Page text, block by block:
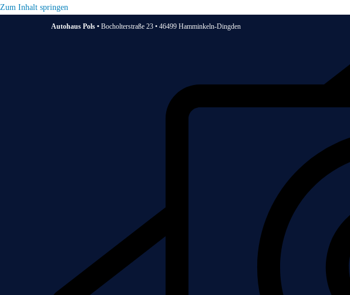
Zum Inhalt springen
Autohaus Pols • Bocholterstraße 23 • 46499 Hamminkeln-Dingden